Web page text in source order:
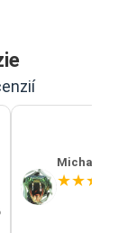
Michal Szabo
★★★